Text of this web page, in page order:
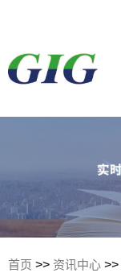
首页 >> 资讯中心 >>